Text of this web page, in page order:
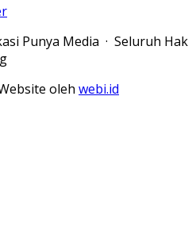
Punya Media · Seluruh Hak
oleh webi.id